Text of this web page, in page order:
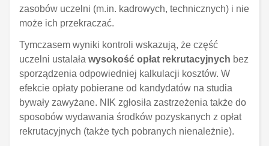
zasobów uczelni (m.in. kadrowych, technicznych) i nie
może ich przekraczać.
Tymczasem wyniki kontroli wskazują, że część
uczelni ustalała wysokość opłat rekrutacyjnych bez
sporządzenia odpowiedniej kalkulacji kosztów. W
efekcie opłaty pobierane od kandydatów na studia
bywały zawyżane. NIK zgłosiła zastrzeżenia także do
sposobów wydawania środków pozyskanych z opłat
rekrutacyjnych (także tych pobranych nienależnie).